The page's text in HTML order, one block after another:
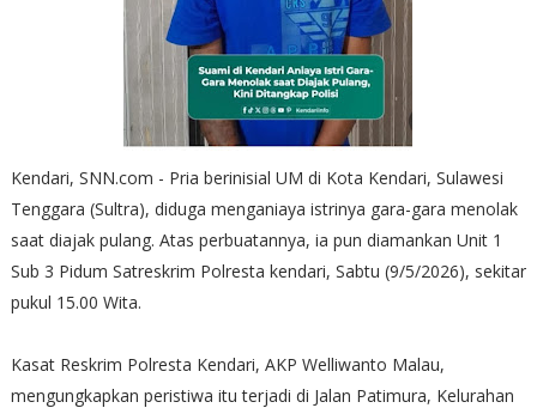
Kendari, SNN.com - Pria berinisial UM di Kota Kendari, Sulawesi
Tenggara (Sultra), diduga menganiaya istrinya gara-gara menolak
saat diajak pulang. Atas perbuatannya, ia pun diamankan Unit 1
Sub 3 Pidum Satreskrim Polresta kendari, Sabtu (9/5/2026), sekitar
pukul 15.00 Wita.
Kasat Reskrim Polresta Kendari, AKP Welliwanto Malau,
mengungkapkan peristiwa itu terjadi di Jalan Patimura, Kelurahan